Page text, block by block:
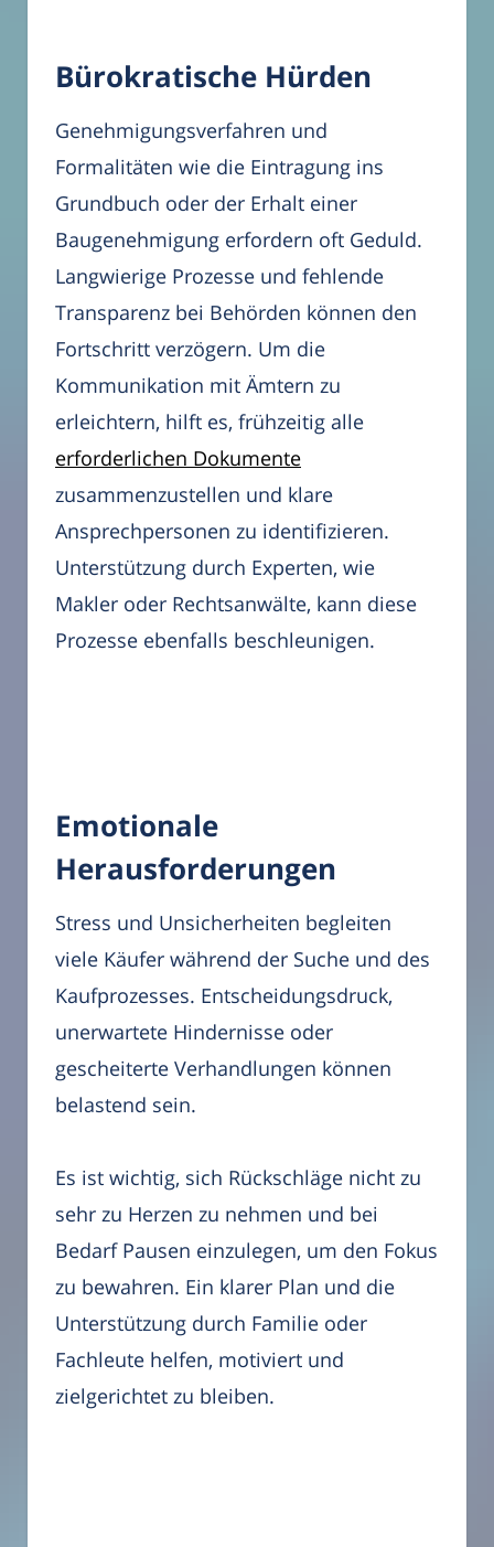
Bürokratische Hürden
Genehmigungsverfahren und
Formalitäten wie die Eintragung ins
Grundbuch oder der Erhalt einer
Baugenehmigung erfordern oft Geduld.
Langwierige Prozesse und fehlende
Transparenz bei Behörden können den
Fortschritt verzögern. Um die
Kommunikation mit Ämtern zu
erleichtern, hilft es, frühzeitig alle
erforderlichen Dokumente
zusammenzustellen und klare
Ansprechpersonen zu identifizieren.
Unterstützung durch Experten, wie
Makler oder Rechtsanwälte, kann diese
Prozesse ebenfalls beschleunigen.
Emotionale
Herausforderungen
Stress und Unsicherheiten begleiten
viele Käufer während der Suche und des
Kaufprozesses. Entscheidungsdruck,
unerwartete Hindernisse oder
gescheiterte Verhandlungen können
belastend sein.
Es ist wichtig, sich Rückschläge nicht zu
sehr zu Herzen zu nehmen und bei
Bedarf Pausen einzulegen, um den Fokus
zu bewahren. Ein klarer Plan und die
Unterstützung durch Familie oder
Fachleute helfen, motiviert und
zielgerichtet zu bleiben.